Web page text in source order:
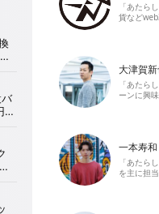
「あたら
貨など
大津賀
「あたら
ーンに興
一本寿和
「あたら
を主に担